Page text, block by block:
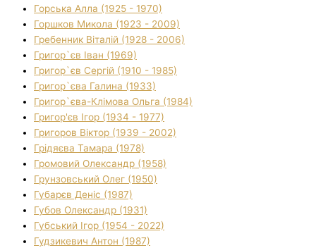
Горська Алла (1925 - 1970)
Горшков Микола (1923 - 2009)
Гребенник Віталій (1928 - 2006)
Григор`єв Іван (1969)
Григор`єв Сергій (1910 - 1985)
Григор`єва Галина (1933)
Григор`єва-Клімова Ольга (1984)
Григор'єв Ігор (1934 - 1977)
Григоров Віктор (1939 - 2002)
Грідяєва Тамара (1978)
Громовий Олександр (1958)
Грунзовський Олег (1950)
Губарєв Деніс (1987)
Губов Олександр (1931)
Губський Ігор (1954 - 2022)
Гудзикевич Антон (1987)